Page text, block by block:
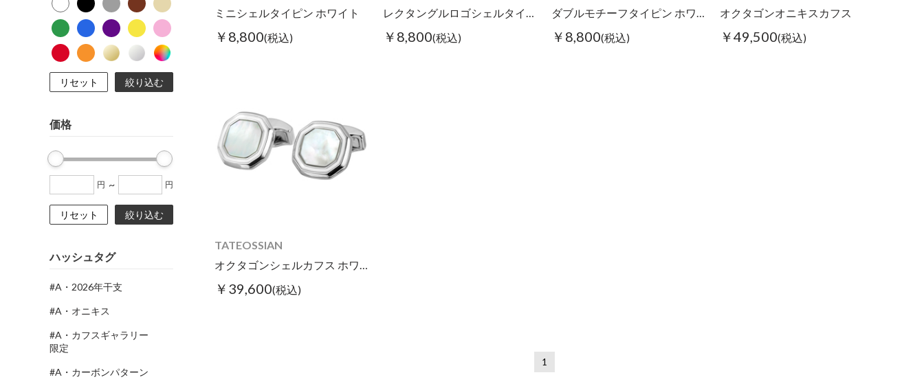
リセット 絞り込む
価格
円 ~ 円
リセット 絞り込む
ハッシュタグ
#A・2026年干支
#A・オニキス
#A・カフスギャラリー
限定
#A・カーボンパターン
ミニシェルタイピン ホワイト
￥8,800(税込)
レクタングルロゴシェルタイピン ホワイト
￥8,800(税込)
ダブルモチーフタイピン ホワイト/ブラック
￥8,800(税込)
オクタゴンオニキスカフス
￥49,500(税込)
TATEOSSIAN
オクタゴンシェルカフス ホワイト
￥39,600(税込)
1